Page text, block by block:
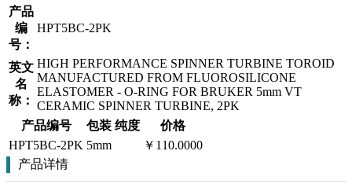
产品
编
号：
HPT5BC-2PK
英文
名
称：
HIGH PERFORMANCE SPINNER TURBINE TOROID
MANUFACTURED FROM FLUOROSILICONE
ELASTOMER - O-RING FOR BRUKER 5mm VT
CERAMIC SPINNER TURBINE, 2PK
产品编号
包装 纯度
价格
HPT5BC-2PK 5mm
￥110.0000
产品详情